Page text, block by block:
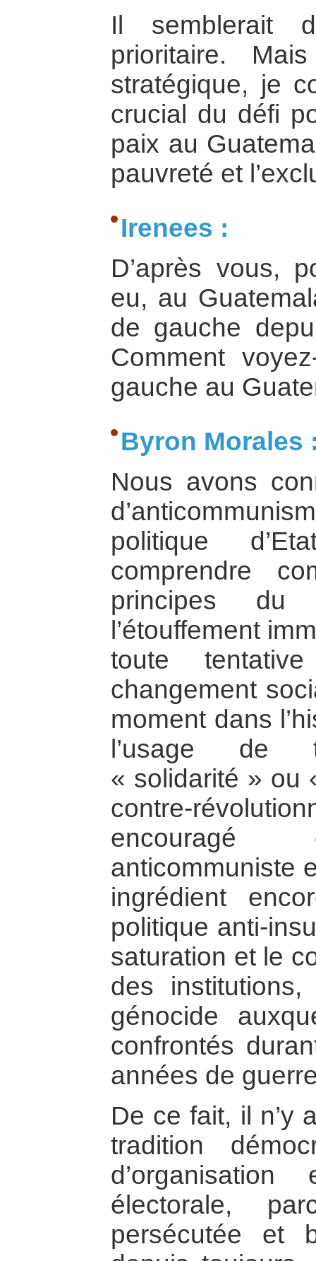
Il semblerait
prioritaire.
stratégique, je
crucial du défi
paix au
pauvreté et
Irenees :
D’après vous,
eu, au
de gauche
Comment
gauche au
Byron Morales
Nous avons
politique
comprendre
principes
l’étouffement
toute
changement
moment dans
l’usage de
« solidarité » ou
contre-
encouragé
anticommuniste
ingrédient
politique anti-
saturation et le
des
génocide
confrontés
années de
De ce fait, il n’y
tradition
électorale,
persécutée et